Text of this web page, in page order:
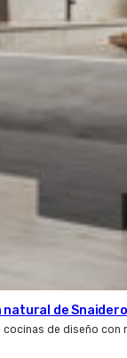
natural de Snaidero
de diseño